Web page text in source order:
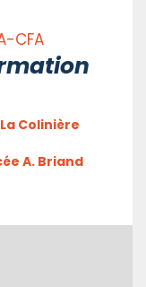
CFA
Colinière
A. Briand